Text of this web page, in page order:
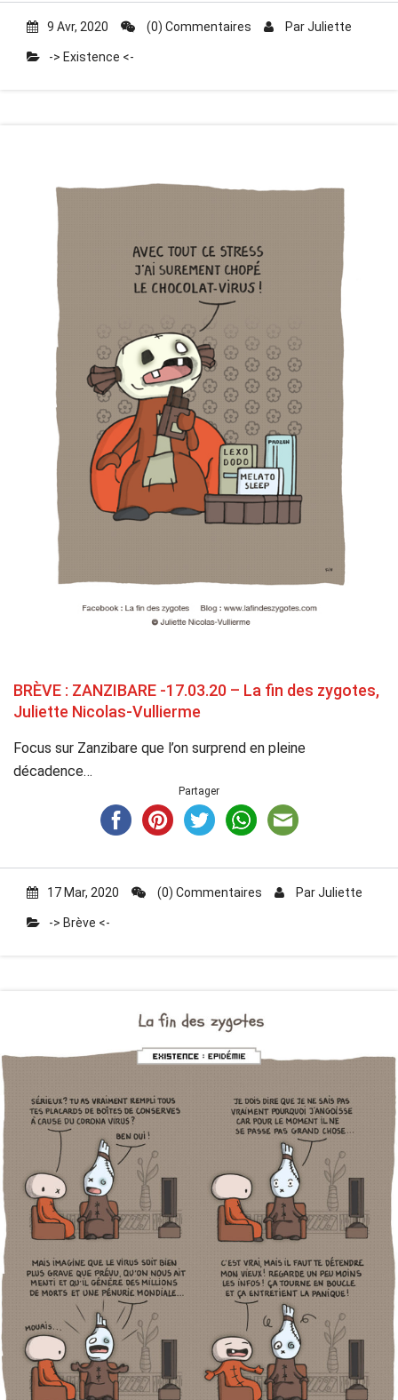
9 Avr, 2020 (0) Commentaires ParJuliette
-> Existence <-
BRÈVE : ZANZIBARE -17.03.20 – La fin des zygotes,
Juliette Nicolas-Vullierme
Focus sur Zanzibare que l’on surprend en pleine
décadence…
Partager
17 Mar, 2020 (0) Commentaires ParJuliette
-> Brève <-